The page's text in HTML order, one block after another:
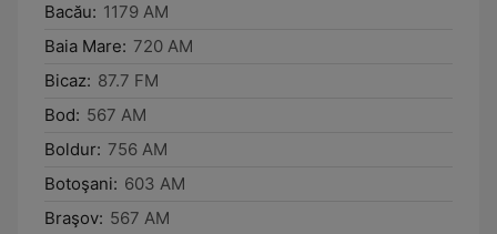
Bacău: 1179 AM
Baia Mare: 720 AM
Bicaz: 87.7 FM
Bod: 567 AM
Boldur: 756 AM
Botoşani: 603 AM
Braşov: 567 AM